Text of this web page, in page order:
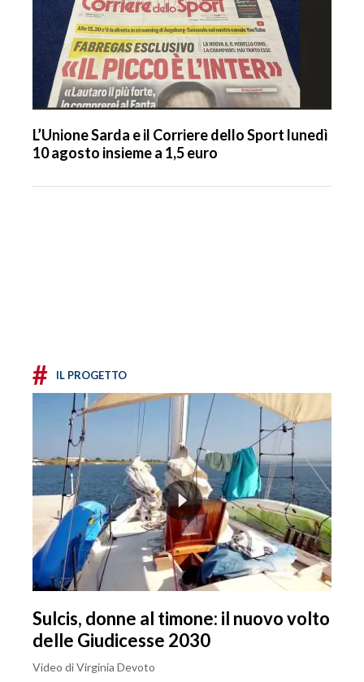
L’Unione Sarda e il Corriere dello Sport lunedì
10 agosto insieme a 1,5 euro
# IL PROGETTO
Sulcis, donne al timone: il nuovo volto
delle Giudicesse 2030
Video di Virginia Devoto